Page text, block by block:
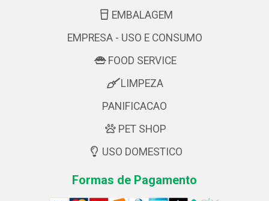
EMBALAGEM
EMPRESA - USO E CONSUMO
FOOD SERVICE
LIMPEZA
PANIFICACAO
PET SHOP
USO DOMESTICO
Formas de Pagamento